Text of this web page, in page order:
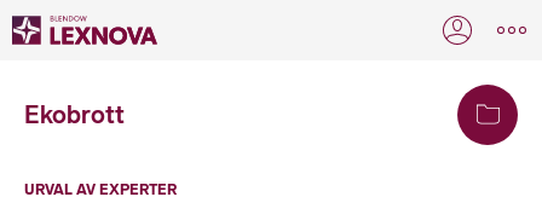
Ekobrott
URVAL AV EXPERTER